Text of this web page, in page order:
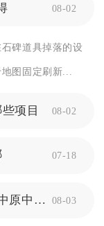
08-02
碑道具掉落的设
图固定刷新...
项目 08-02
07-18
放开那三国3如何在三国3逐鹿中原中畅玩 08-03